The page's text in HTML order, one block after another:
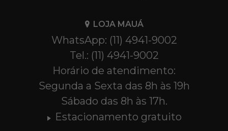
LOJA MAUÁ
WhatsApp: (11) 4941-9002
Tel.: (11) 4941-9002
Horário de atendimento:
Segunda a Sexta das 8h às 19h
Sábado das 8h às 17h.
Estacionamento gratuito